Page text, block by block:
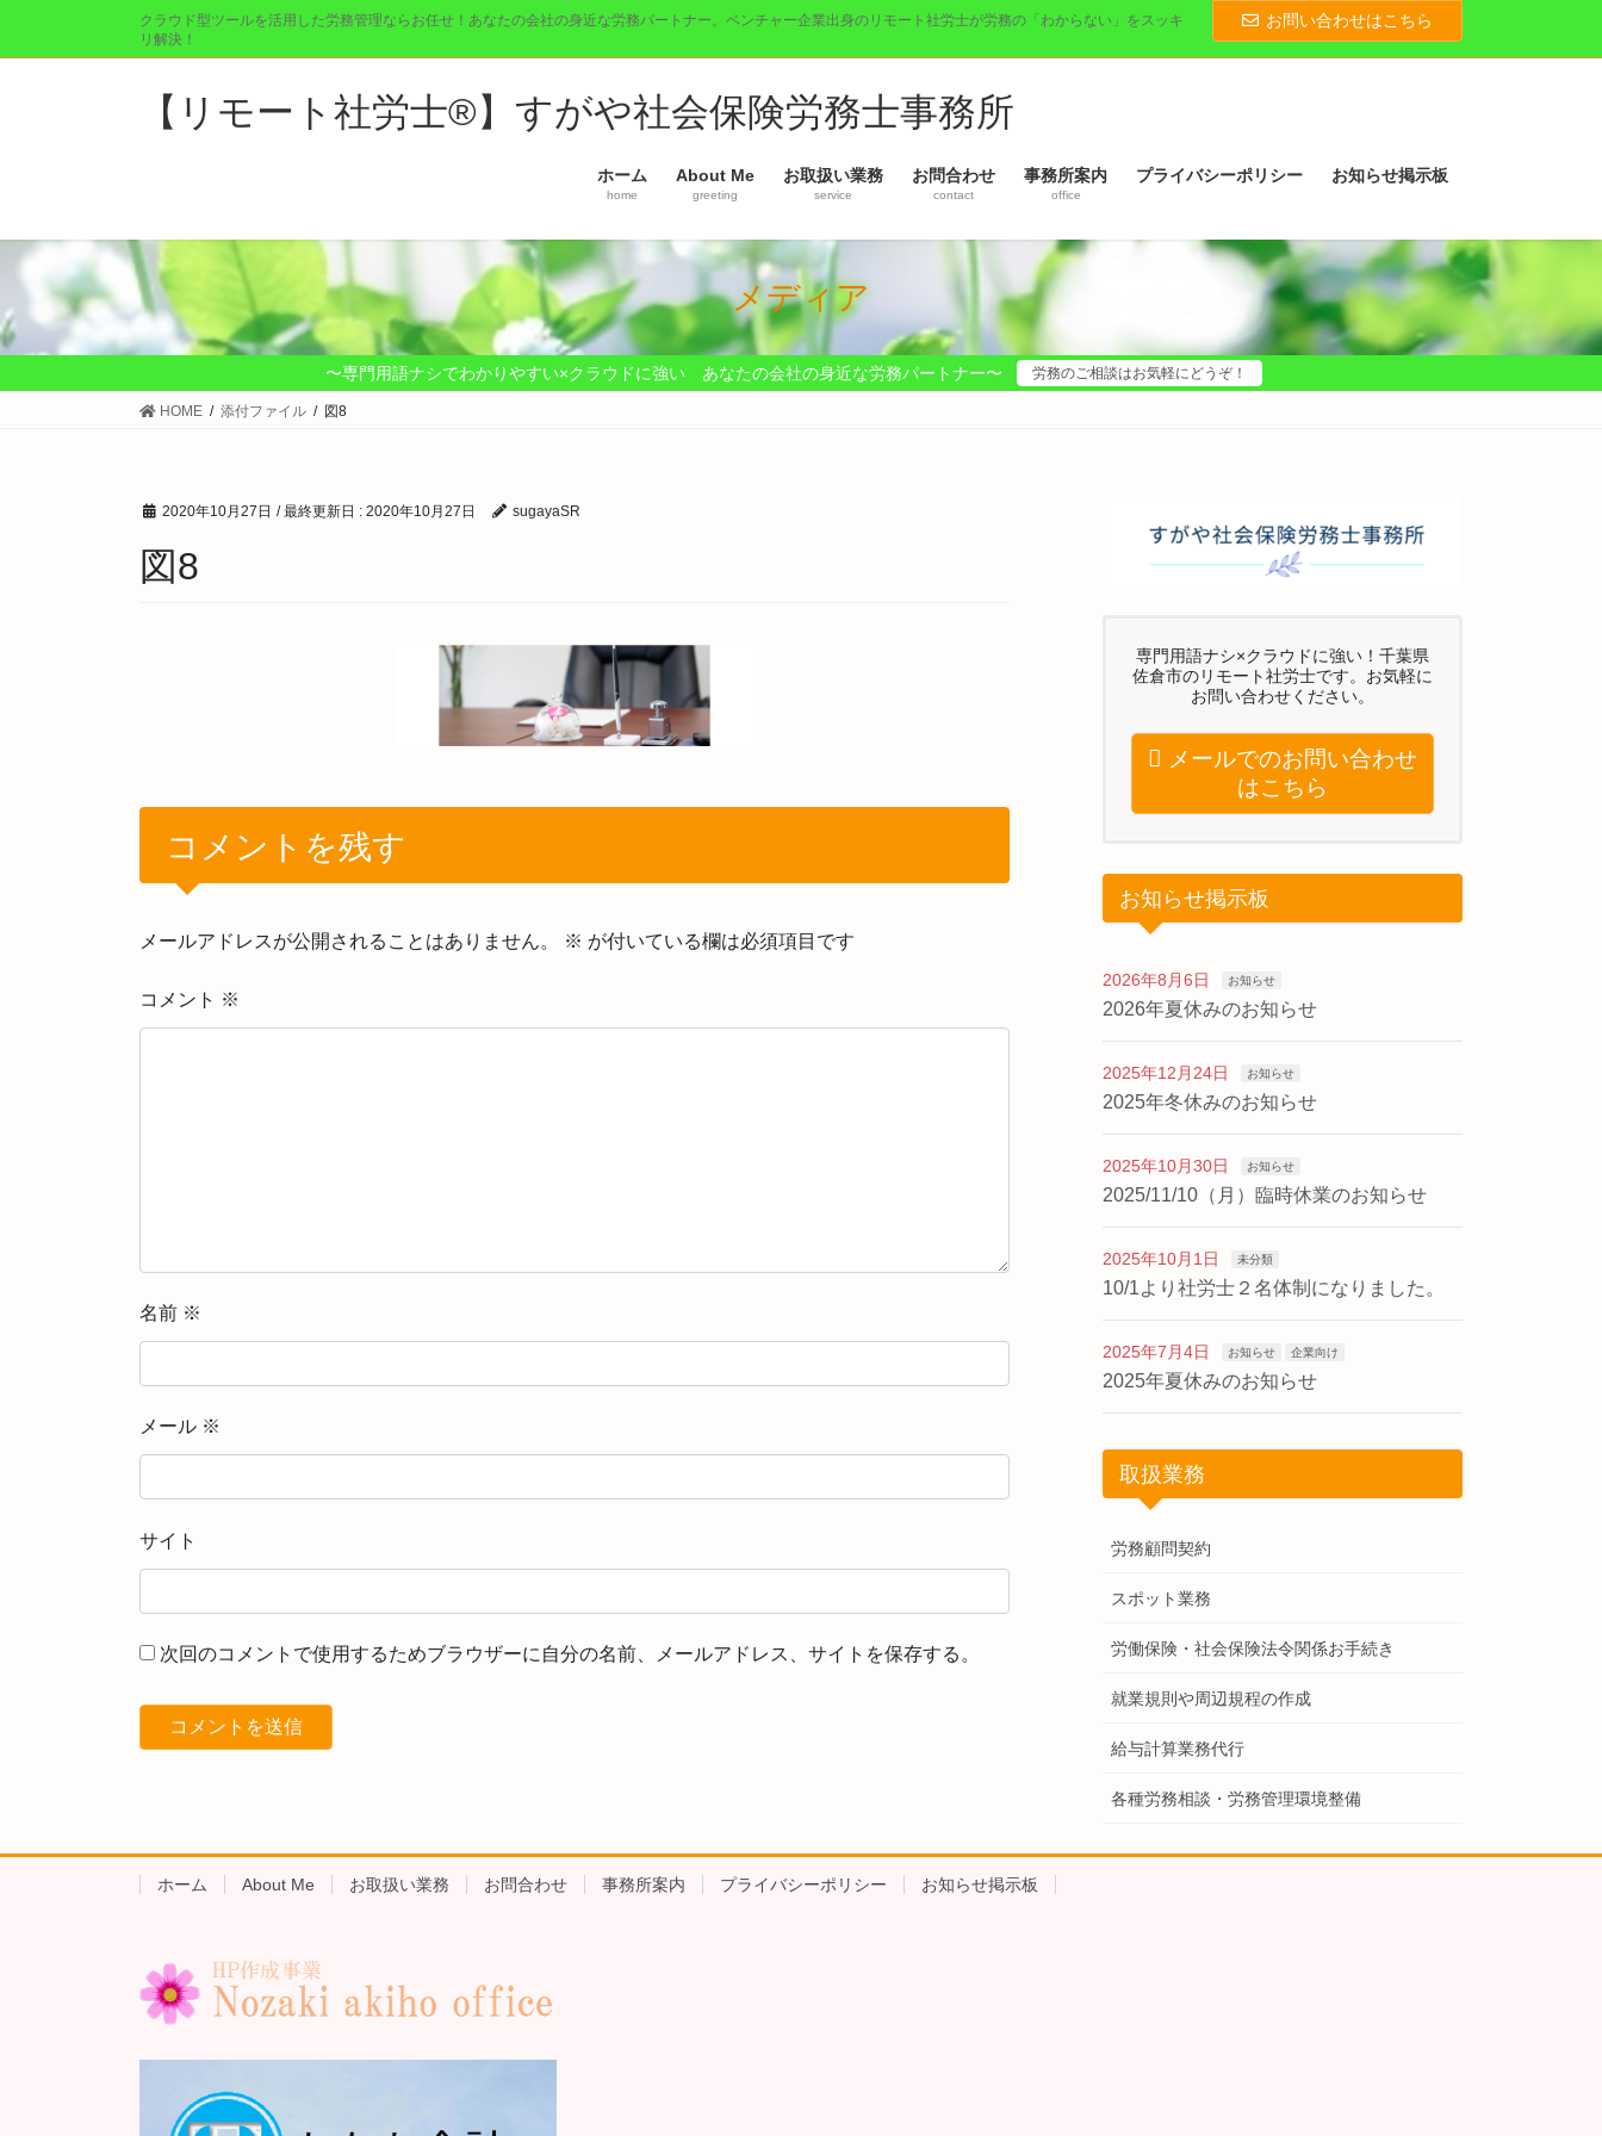
移
クラウド型ツールを活用した労務管理ならお任せ！あなたの会社の身近な労務パートナー。ベンチャー企業出身のリモート社労士が労務の「わからない」をスッキ
リ解決！
お問い合わせはこちら
【リモート社労士®︎】すがや社会保険労務士事務所
ホーム
home
About Me
greeting
お取扱い業務
service
お問合わせ
contact
事務所案内
office
プライバシーポリシー お知らせ掲示板
メディア
〜専門用語ナシでわかりやすい×クラウドに強い あなたの会社の身近な労務パートナー〜 労務のご相談はお気軽にどうぞ！
HOME 添付ファイル 図8
2020年10月27日 / 最終更新日 : 2020年10月27日 sugayaSR
図8
コメントを残す
メールアドレスが公開されることはありません。 ※ が付いている欄は必須項目です
コメント ※
名前 ※
メール ※
サイト
次回のコメントで使用するためブラウザーに自分の名前、メールアドレス、サイトを保存する。
専門用語ナシ×クラウドに強い！千葉県
佐倉市のリモート社労士です。お気軽に
お問い合わせください。
メールでのお問い合わせ
はこちら
お知らせ掲示板
2026年8月6日 お知らせ
2026年夏休みのお知らせ
2025年12月24日 お知らせ
2025年冬休みのお知らせ
2025年10月30日 お知らせ
2025/11/10（月）臨時休業のお知らせ
2025年10月1日 未分類
10/1より社労士２名体制になりました。
2025年7月4日 お知らせ 企業向け
2025年夏休みのお知らせ
取扱業務
労務顧問契約
スポット業務
労働保険・社会保険法令関係お手続き
就業規則や周辺規程の作成
給与計算業務代行
各種労務相談・労務管理環境整備
ホーム About Me お取扱い業務 お問合わせ 事務所案内 プライバシーポリシー お知らせ掲示板